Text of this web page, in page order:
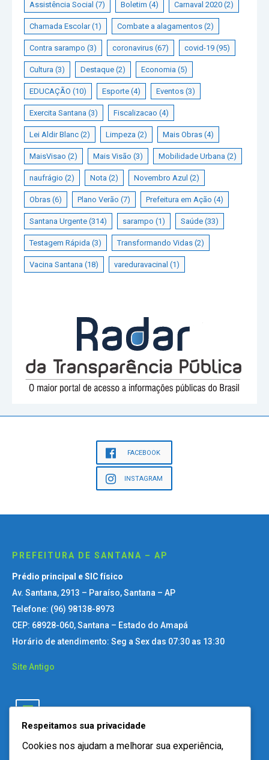
Assistência Social (7) Boletim (4) Carnaval 2020 (2)
Chamada Escolar(1) Combate a alagamentos (2)
Contra sarampo (3) coronavirus (67) covid-19 (95)
Cultura (3) Destaque (2) Economia (5)
EDUCAÇÃO (10) Esporte (4) Eventos (3)
Exercita Santana (3) Fiscalizacao (4)
Lei Aldir Blanc (2) Limpeza (2) Mais Obras (4)
MaisVisao (2) Mais Visão (3) Mobilidade Urbana (2)
naufrágio (2) Nota (2) Novembro Azul (2)
Obras (6) Plano Verão (7) Prefeitura em Ação (4)
Santana Urgente (314) sarampo (1) Saúde (33)
Testagem Rápida (3) Transformando Vidas (2)
Vacina Santana (18) vareduravacinal (1)
FACEBOOK
INSTAGRAM
PREFEITURA DE SANTANA – AP
Prédio principal e SIC físico
Av. Santana, 2913 – Paraíso, Santana – AP
Telefone: (96) 98138-8973
CEP: 68928-060, Santana – Estado do Amapá
Horário de atendimento: Seg a Sex das 07:30 as 13:30
Site Antigo
Respeitamos sua privacidade
Cookies nos ajudam a melhorar sua experiência,